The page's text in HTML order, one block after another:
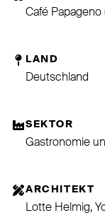
Café
LAND
Deutschland
SEKTOR
Gastronomie
ARCHITEKT
Lotte Helmig,